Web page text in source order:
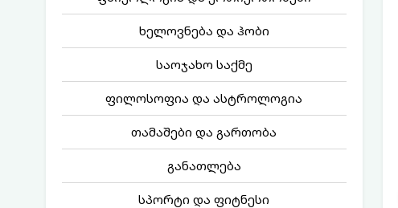
ხელოვნება და ჰობი
საოჯახო საქმე
ფილოსოფია და ასტროლოგია
თამაშები და გართობა
განათლება
სპორტი და ფიტნესი